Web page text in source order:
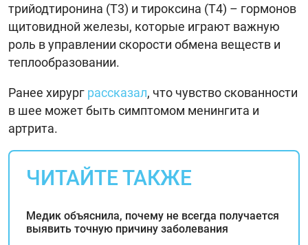
трийодтиронина (Т3) и тироксина (Т4) – гормонов
щитовидной железы, которые играют важную
роль в управлении скорости обмена веществ и
теплообразовании.
Ранее хирург рассказал, что чувство скованности
в шее может быть симптомом менингита и
артрита.
ЧИТАЙТЕ ТАКЖЕ
Медик объяснила, почему не всегда получается
выявить точную причину заболевания